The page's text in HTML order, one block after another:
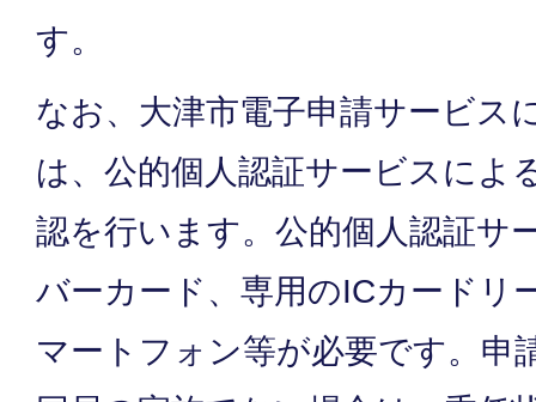
す。
なお、大津市電子申請サービス
は、公的個人認証サービスによ
認を行います。公的個人認証サ
バーカード、専用のICカードリ
マートフォン等が必要です。申